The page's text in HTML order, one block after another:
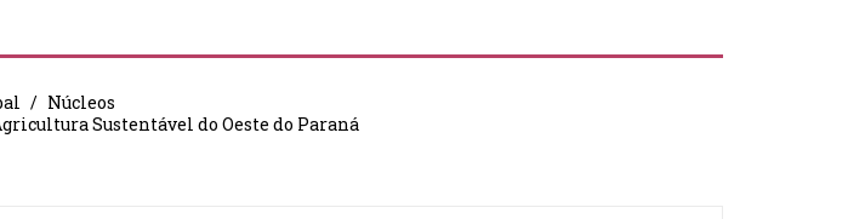
Núcleos
Sustentável do Oeste do Paraná